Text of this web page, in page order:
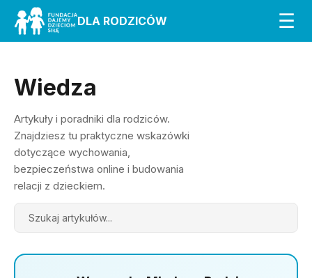
DLA RODZICÓW ☰
Wiedza
Artykuły i poradniki dla rodziców.
Znajdziesz tu praktyczne wskazówki
dotyczące wychowania,
bezpieczeństwa online i budowania
relacji z dzieckiem.
Search